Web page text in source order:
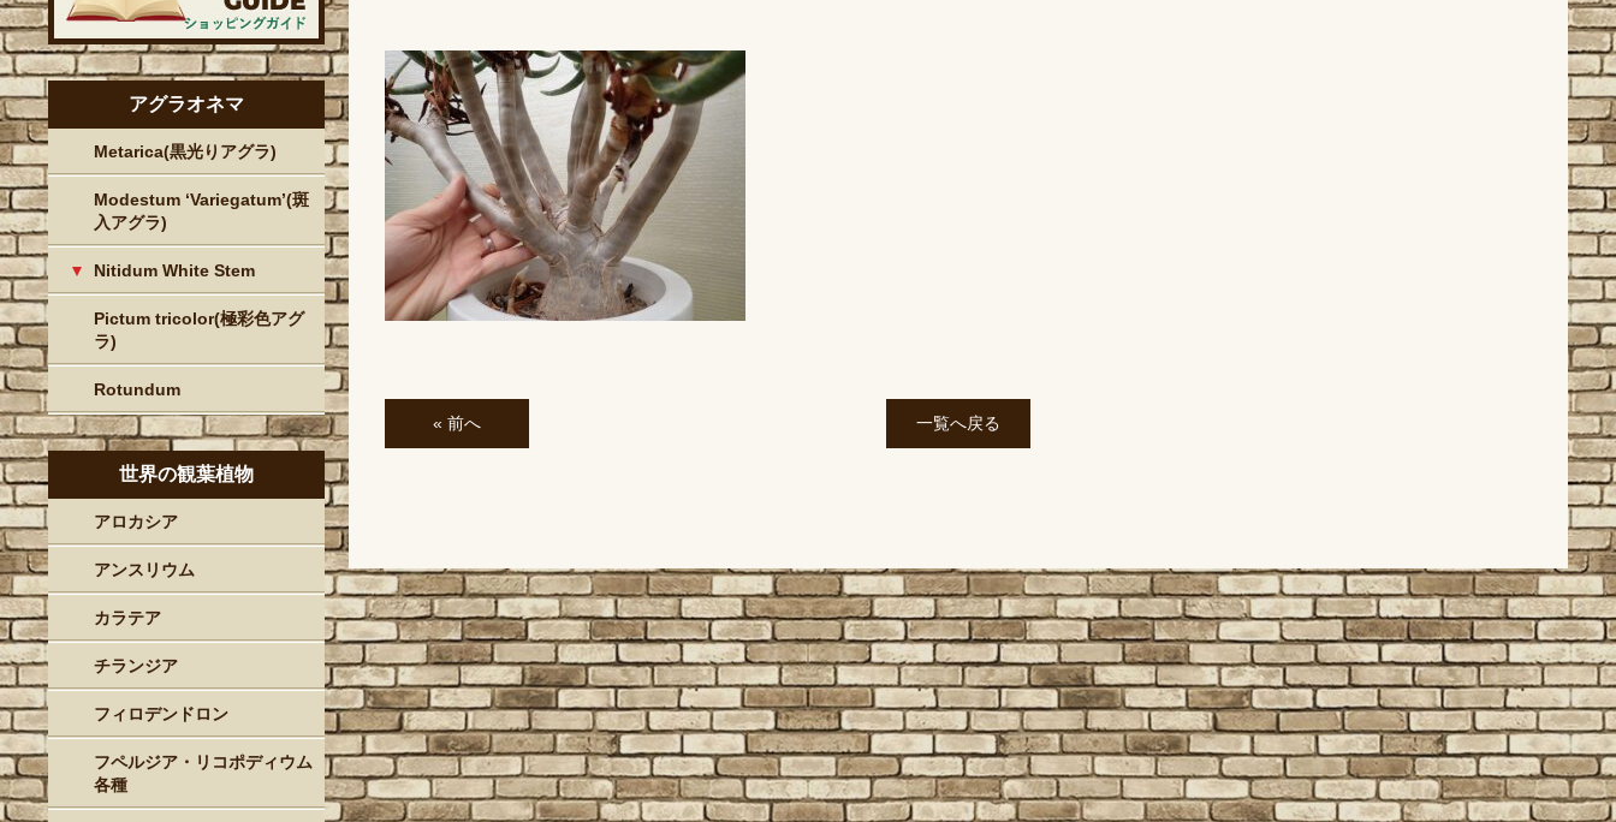
« 前へ 一覧へ戻る
アグラオネマ
Metarica(黒光りアグラ)
Modestum ‘Variegatum’(斑
入アグラ)
Nitidum White Stem
Pictum tricolor(極彩色アグ
ラ)
Rotundum
世界の観葉植物
アロカシア
アンスリウム
カラテア
チランジア
フィロデンドロン
フペルジア・リコポディウム
各種